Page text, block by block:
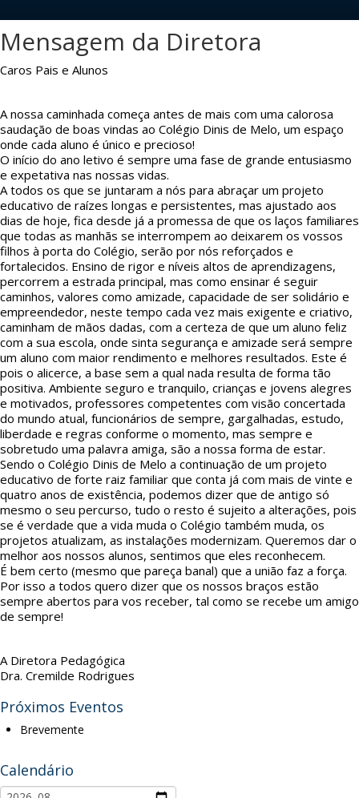
Mensagem da Diretora
Caros Pais e Alunos
A nossa caminhada começa antes de mais com uma calorosa
saudação de boas vindas ao Colégio Dinis de Melo, um espaço
onde cada aluno é único e precioso!
O início do ano letivo é sempre uma fase de grande entusiasmo
e expetativa nas nossas vidas.
A todos os que se juntaram a nós para abraçar um projeto
educativo de raízes longas e persistentes, mas ajustado aos
dias de hoje, fica desde já a promessa de que os laços familiares
que todas as manhãs se interrompem ao deixarem os vossos
filhos à porta do Colégio, serão por nós reforçados e
fortalecidos. Ensino de rigor e níveis altos de aprendizagens,
percorrem a estrada principal, mas como ensinar é seguir
caminhos, valores como amizade, capacidade de ser solidário e
empreendedor, neste tempo cada vez mais exigente e criativo,
caminham de mãos dadas, com a certeza de que um aluno feliz
com a sua escola, onde sinta segurança e amizade será sempre
um aluno com maior rendimento e melhores resultados. Este é
pois o alicerce, a base sem a qual nada resulta de forma tão
positiva. Ambiente seguro e tranquilo, crianças e jovens alegres
e motivados, professores competentes com visão concertada
do mundo atual, funcionários de sempre, gargalhadas, estudo,
liberdade e regras conforme o momento, mas sempre e
sobretudo uma palavra amiga, são a nossa forma de estar.
Sendo o Colégio Dinis de Melo a continuação de um projeto
educativo de forte raiz familiar que conta já com mais de vinte e
quatro anos de existência, podemos dizer que de antigo só
mesmo o seu percurso, tudo o resto é sujeito a alterações, pois
se é verdade que a vida muda o Colégio também muda, os
projetos atualizam, as instalações modernizam. Queremos dar o
melhor aos nossos alunos, sentimos que eles reconhecem.
É bem certo (mesmo que pareça banal) que a união faz a força.
Por isso a todos quero dizer que os nossos braços estão
sempre abertos para vos receber, tal como se recebe um amigo
de sempre!
A Diretora Pedagógica
Dra. Cremilde Rodrigues
Próximos Eventos
Brevemente
Calendário